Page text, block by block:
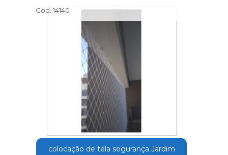
Cod.:14140
colocação de tela segurança Jardim